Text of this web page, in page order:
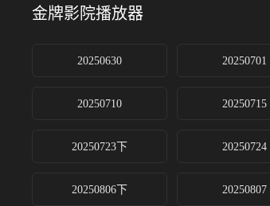
金牌影院播放器
20250630 20250701
20250710 20250715
20250723下 20250724
20250806下 20250807